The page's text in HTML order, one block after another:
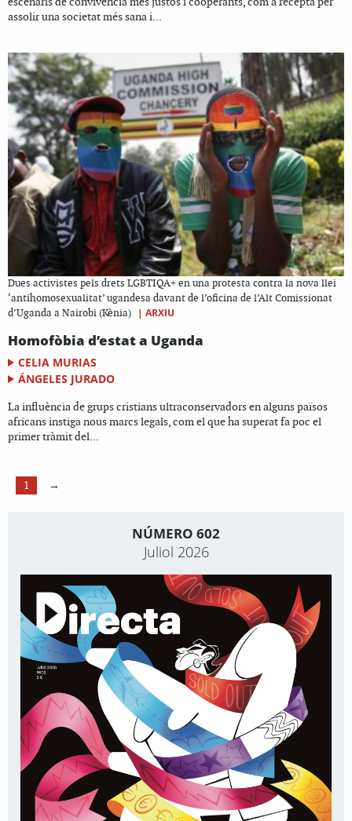
assolir una societat més sana i...
Dues activistes pels drets LGBTIQA+ en una protesta contra la nova llei
‘antihomosexualitat’ ugandesa davant de l’oficina de l’Alt Comissionat
d’Uganda a Nairobi (Kènia)
| ARXIU
Homofòbia d’estat a Uganda
CELIA MURIAS
ÁNGELES JURADO
La influència de grups cristians ultraconservadors en alguns països
africans instiga nous marcs legals, com el que ha superat fa poc el
primer tràmit del...
1 →
NÚMERO 602
Juliol 2026